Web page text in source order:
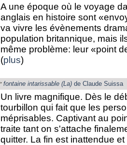
A une époque où le voyage
anglais en histoire sont
va vivre les évènements
population britannique, mais
même problème: leur «point
(plus)
fontaine intarissable (La)de Claude Suissa
Un livre magnifique. Dès le
tourbillon qui fait que les
méprisables. Captivant au
traite tant on s'attache
quitter. La fin est inattendue